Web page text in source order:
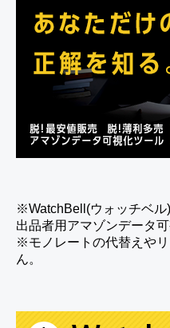
※WatchBell(ウォッチベ
出品者用アマゾンデータ可
※モノレートの代替えや
ん。